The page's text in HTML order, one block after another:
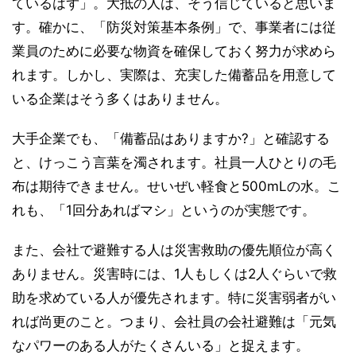
す。確かに、「防災対策基本条例」で、事業者には従
業員のために必要な物資を確保しておく努力が求めら
れます。しかし、実際は、充実した備蓄品を用意して
いる企業はそう多くはありません。
大手企業でも、「備蓄品はありますか?」と確認する
と、けっこう言葉を濁されます。社員一人ひとりの毛
布は期待できません。せいぜい軽食と500mLの水。こ
れも、「1回分あればマシ」というのが実態です。
また、会社で避難する人は災害救助の優先順位が高く
ありません。災害時には、1人もしくは2人ぐらいで救
助を求めている人が優先されます。特に災害弱者がい
れば尚更のこと。つまり、会社員の会社避難は「元気
なパワーのある人がたくさんいる」と捉えます。